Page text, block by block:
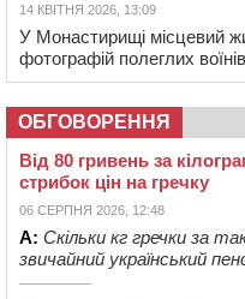
14 КВІТНЯ 2026, 13:09
У Монастирищі місцевий
фотографій полеглих воїнів
ОБГОВОРЕННЯ
Від 80 гривень за
стрибок цін на гречку
06 СЕРПНЯ 2026, 12:48
А: Скільки кг гречки за
звичайний український